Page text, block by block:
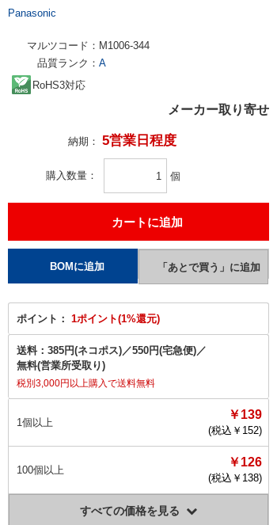
Panasonic
マルツコード： M1006-344
品質ランク： A
RoHS3対応
メーカー取り寄せ
納期： 5営業日程度
購入数量 個
ポイント： 1ポイント(1%還元)
送料： 385円(ネコポス)／550円(宅急便)／
無料(営業所受取り)
税別3,000円以上購入で送料無料
1個以上
￥139
(税込￥ 152)
100個以上
￥126
(税込￥ 138)
すべての価格を見る